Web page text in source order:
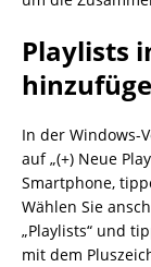
Playlists
In der Windows-
auf „(+) Neue
Smartphone,
Wählen Sie
„Playlists“ und
mit dem